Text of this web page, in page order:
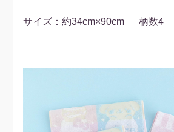
サイズ：約34cm×90cm 柄数4